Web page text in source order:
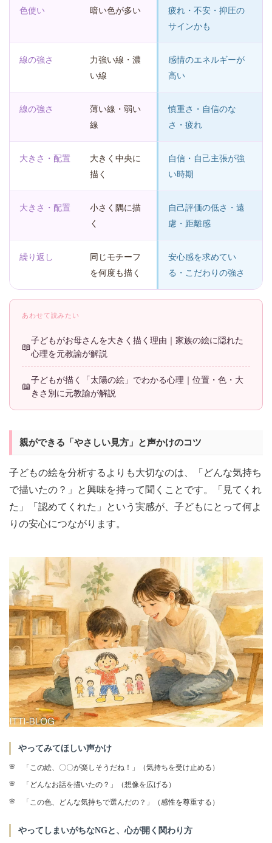
色使い 暗い色が多い
疲れ・不安・抑圧の
サインかも
線の強さ
力強い線・濃
い線
感情のエネルギーが
高い
線の強さ
薄い線・弱い
線
慎重さ・自信のな
さ・疲れ
大きさ・配置
大きく中央に
描く
自信・自己主張が強
い時期
大きさ・配置
小さく隅に描
く
自己評価の低さ・遠
慮・距離感
繰り返し
同じモチーフ
を何度も描く
安心感を求めてい
る・こだわりの強さ
あわせて読みたい
子どもがお母さんを大きく描く理由｜家族の絵に隠れた
心理を元教諭が解説
子どもが描く「太陽の絵」でわかる心理｜位置・色・大
きさ別に元教諭が解説
親ができる「やさしい見方」と声かけのコツ
子どもの絵を分析するよりも大切なのは、「どんな気持ち
で描いたの？」と興味を持って聞くことです。「見てくれ
た」「認めてくれた」という実感が、子どもにとって何よ
りの安心につながります。
やってみてほしい声かけ
「この絵、〇〇が楽しそうだね！」（気持ちを受け止める）
「どんなお話を描いたの？」（想像を広げる）
「この色、どんな気持ちで選んだの？」（感性を尊重する）
やってしまいがちなNGと、心が開く関わり方